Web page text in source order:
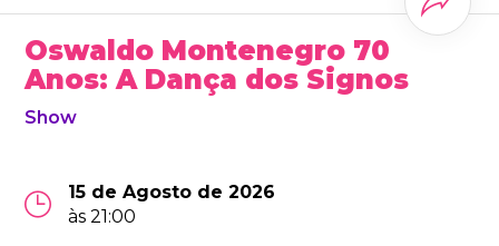
Oswaldo Montenegro 70
Anos: A Dança dos Signos
Show
15 de Agosto de 2026
às 21:00